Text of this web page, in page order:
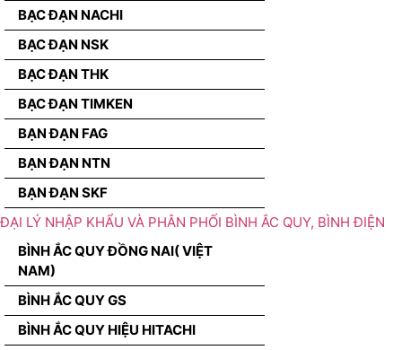
BẠC ĐẠN NACHI
BẠC ĐẠN NSK
BẠC ĐẠN THK
BẠC ĐẠN TIMKEN
BẠN ĐẠN FAG
BẠN ĐẠN NTN
BẠN ĐẠN SKF
ĐẠI LÝ NHẬP KHẨU VÀ PHÂN PHỐI BÌNH ẮC QUY, BÌNH ĐIỆN
BÌNH ẮC QUY ĐỒNG NAI( VIỆT
NAM)
BÌNH ẮC QUY GS
BÌNH ẮC QUY HIỆU HITACHI